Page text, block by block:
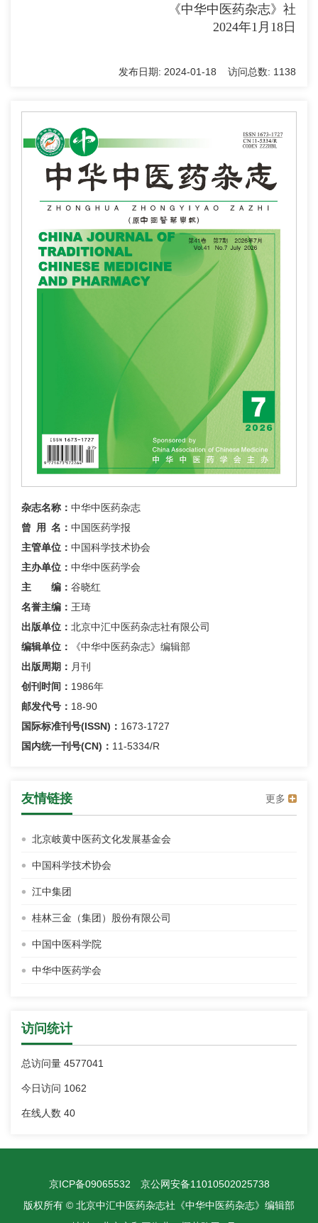
《中华中医药杂志》社
2024年1月18日
发布日期: 2024-01-18 访问总数: 1138
杂志名称： 中华中医药杂志
曾用名： 中国医药学报
主管单位： 中国科学技术协会
主办单位： 中华中医药学会
主 编： 谷晓红
名誉主编： 王琦
出版单位： 北京中汇中医药杂志社有限公司
编辑单位：
《中华中医药杂志》编辑部
出版周期： 月刊
创刊时间： 1986年
邮发代号： 18-90
国际标准刊号(ISSN)： 1673-1727
国内统一刊号(CN)： 11-5334/R
友情链接 更多
北京岐黄中医药文化发展基金会
中国科学技术协会
江中集团
桂林三金（集团）股份有限公司
中国中医科学院
中华中医药学会
访问统计
总访问量 4577041
今日访问 1062
在线人数 40
京ICP备09065532 京公网安备11010502025738
版权所有 © 北京中汇中医药杂志社《中华中医药杂志》编辑部